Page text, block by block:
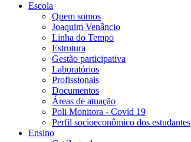
Escola
Quem somos
Joaquim Venâncio
Linha do Tempo
Estrutura
Gestão participativa
Laboratórios
Profissionais
Documentos
Áreas de atuação
Poli Monitora - Covid 19
Perfil socioeconômico dos estudantes
Ensino